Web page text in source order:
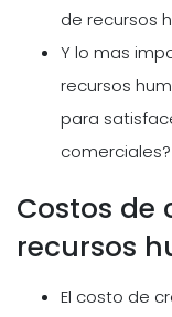
de recursos
Y lo mas
recursos
para
comerciales?
Costos de
recursos
El costo de